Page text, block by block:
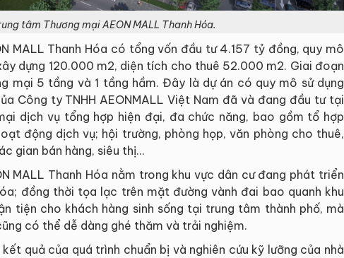
tâm Thương mại AEON MALL Thanh Hóa.
MALL Thanh Hóa có tổng vốn đầu tư 4.157 tỷ đồng, quy mô
dựng 120.000 m2, diện tích cho thuê 52.000 m2. Giai đoạn
mại 5 tầng và 1 tầng hầm. Đây là dự án có quy mô sử dụng
Công ty TNHH AEONMALL Việt Nam đã và đang đầu tư tại
dịch vụ tổng hợp hiện đại, đa chức năng, bao gồm tổ hợp
động dịch vụ; hội trường, phòng họp, văn phòng cho thuê,
gian bán hàng, siêu thị...
MALL Thanh Hóa nằm trong khu vực dân cư đang phát triển
đồng thời tọa lạc trên mặt đường vành đai bao quanh khu
tiện cho khách hàng sinh sống tại trung tâm thành phố, mà
có thể dễ dàng ghé thăm và trải nghiệm.
quả của quá trình chuẩn bị và nghiên cứu kỹ lưỡng của nhà